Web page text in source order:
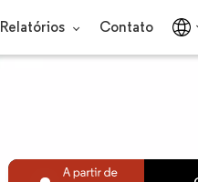
Relatórios Contato